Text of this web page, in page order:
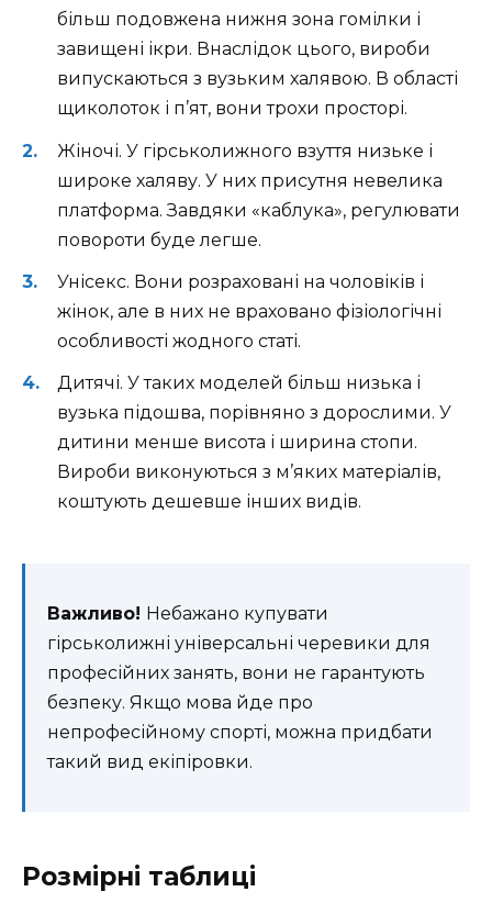
більш подовжена нижня зона гомілки і
завищені ікри. Внаслідок цього, вироби
випускаються з вузьким халявою. В області
щиколоток і п’ят, вони трохи просторі.
Жіночі. У гірськолижного взуття низьке і
широке халяву. У них присутня невелика
платформа. Завдяки «каблука», регулювати
повороти буде легше.
Унісекс. Вони розраховані на чоловіків і
жінок, але в них не враховано фізіологічні
особливості жодного статі.
Дитячі. У таких моделей більш низька і
вузька підошва, порівняно з дорослими. У
дитини менше висота і ширина стопи.
Вироби виконуються з м’яких матеріалів,
коштують дешевше інших видів.
Важливо! Небажано купувати
гірськолижні універсальні черевики для
професійних занять, вони не гарантують
безпеку. Якщо мова йде про
непрофесійному спорті, можна придбати
такий вид екіпіровки.
Розмірні таблиці